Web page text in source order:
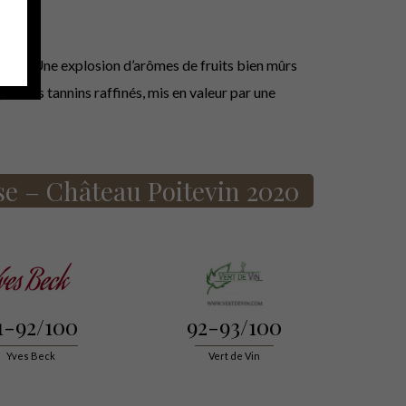
Une explosion d’arômes de fruits bien mûrs
des tannins raffinés, mis en valeur par une
– Château Poitevin 2020
92/100
Yves Beck
92-93/100
Vert de Vin